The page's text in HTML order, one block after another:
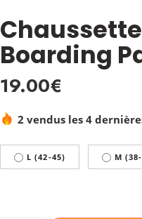
Boarding
19.00€
2 vendus les 4
L (42-45) M